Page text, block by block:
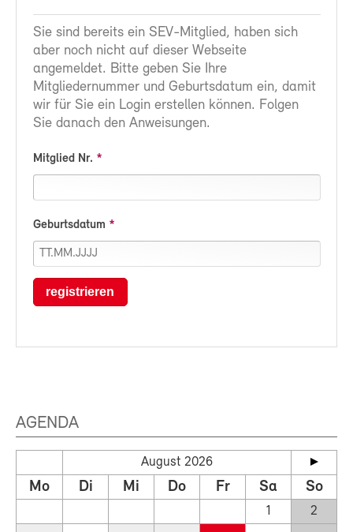
Sie sind bereits ein SEV-Mitglied, haben sich
aber noch nicht auf dieser Webseite
angemeldet. Bitte geben Sie Ihre
Mitgliedernummer und Geburtsdatum ein, damit
wir für Sie ein Login erstellen können. Folgen
Sie danach den Anweisungen.
Mitglied Nr.
Geburtsdatum
registrieren
AGENDA
August 2026
Mo Di Mi Do Fr Sa So
1
2